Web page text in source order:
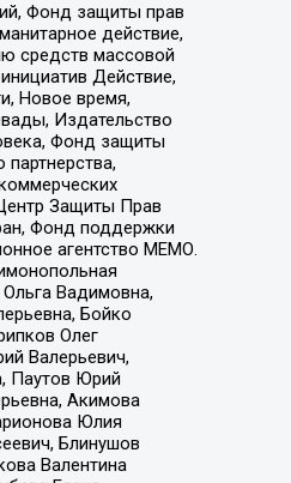
Фонд защиты прав
действие,
средств массовой
Действие,
Новое время,
Издательство
Фонд защиты
Защиты Прав
Фонд поддержки
агентство МЕМО.
Вадимовна,
Бойко
Олег
Валерьевич,
Паутов Юрий
Акимова
Юлия
Блинушов
Валентина